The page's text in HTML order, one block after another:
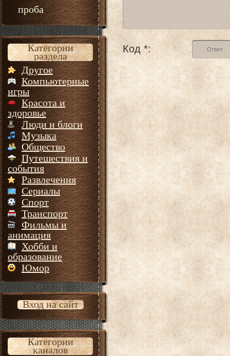
проба
Категории
раздела
Другое
Компьютерные
игры
Красота и
здоровье
Люди и блоги
Музыка
Общество
Путешествия и
события
Развлечения
Сериалы
Спорт
Транспорт
Фильмы и
анимация
Хобби и
образование
Юмор
Вход на сайт
Категории
каналов
Код *: